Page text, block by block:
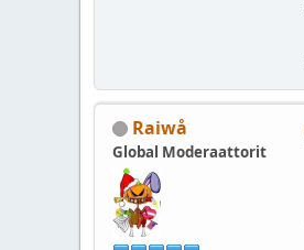
Raiwå
Global Moderaattorit